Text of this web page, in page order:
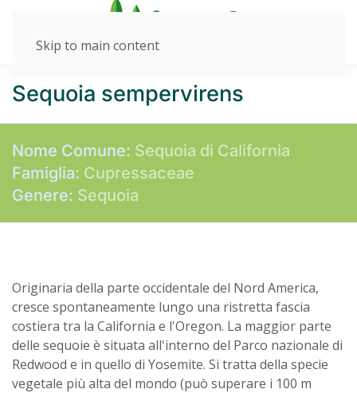
Skip to main content
Sequoia sempervirens
Nome Comune: Sequoia di California
Famiglia: Cupressaceae
Genere: Sequoia
Originaria della parte occidentale del Nord America,
cresce spontaneamente lungo una ristretta fascia
costiera tra la California e l'Oregon. La maggior parte
delle sequoie è situata all'interno del Parco nazionale di
Redwood e in quello di Yosemite. Si tratta della specie
vegetale più alta del mondo (può superare i 100 m